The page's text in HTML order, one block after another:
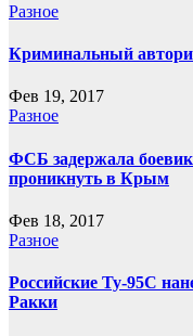
Разное
Криминальный
Фев 19, 2017
Разное
ФСБ задержала
проникнуть в Крым
Фев 18, 2017
Разное
Российские Ту-95С
Ракки